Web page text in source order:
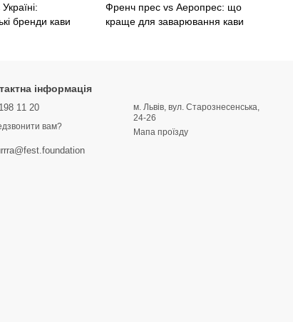
бренди кави
Френч прес vs Аеропрес: що
краще для заварювання кави
інформація
11 20
вам?
м. Львів, вул. Старознесенська,
24-26
Мапа проїзду